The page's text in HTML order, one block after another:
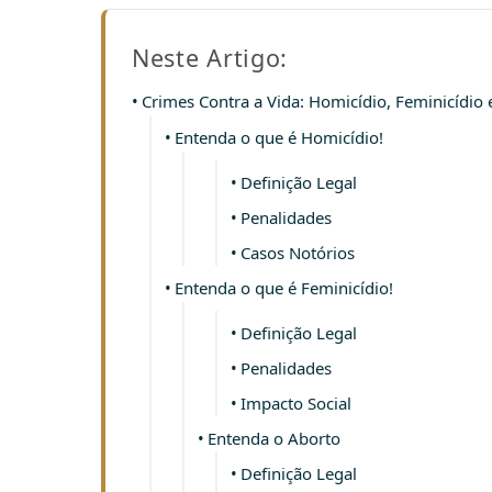
Neste Artigo:
Crimes Contra a Vida: Homicídio, Feminicídio
Entenda o que é Homicídio!
Definição Legal
Penalidades
Casos Notórios
Entenda o que é Feminicídio!
Definição Legal
Penalidades
Impacto Social
Entenda o Aborto
Definição Legal